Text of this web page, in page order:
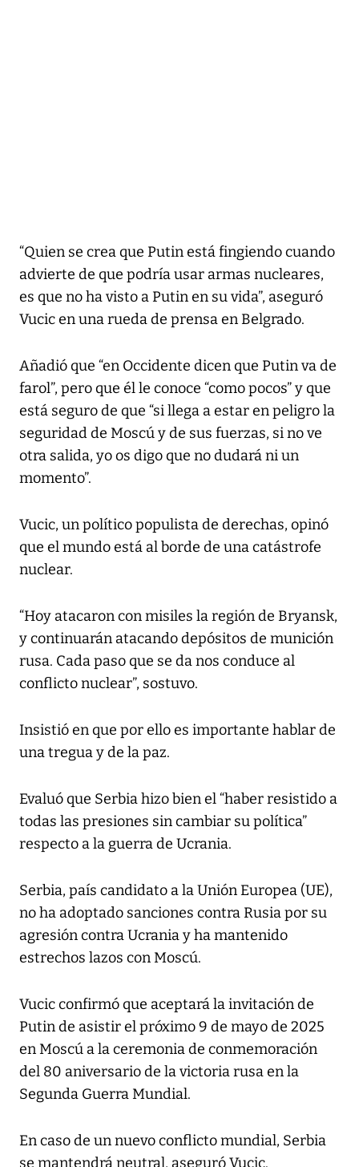
“Quien se crea que Putin está fingiendo cuando
advierte de que podría usar armas nucleares,
es que no ha visto a Putin en su vida”, aseguró
Vucic en una rueda de prensa en Belgrado.
Añadió que “en Occidente dicen que Putin va de
farol”, pero que él le conoce “como pocos” y que
está seguro de que “si llega a estar en peligro la
seguridad de Moscú y de sus fuerzas, si no ve
otra salida, yo os digo que no dudará ni un
momento”.
Vucic, un político populista de derechas, opinó
que el mundo está al borde de una catástrofe
nuclear.
“Hoy atacaron con misiles la región de Bryansk,
y continuarán atacando depósitos de munición
rusa. Cada paso que se da nos conduce al
conflicto nuclear”, sostuvo.
Insistió en que por ello es importante hablar de
una tregua y de la paz.
Evaluó que Serbia hizo bien el “haber resistido a
todas las presiones sin cambiar su política”
respecto a la guerra de Ucrania.
Serbia, país candidato a la Unión Europea (UE),
no ha adoptado sanciones contra Rusia por su
agresión contra Ucrania y ha mantenido
estrechos lazos con Moscú.
Vucic confirmó que aceptará la invitación de
Putin de asistir el próximo 9 de mayo de 2025
en Moscú a la ceremonia de conmemoración
del 80 aniversario de la victoria rusa en la
Segunda Guerra Mundial.
En caso de un nuevo conflicto mundial, Serbia
se mantendrá neutral, aseguró Vucic.